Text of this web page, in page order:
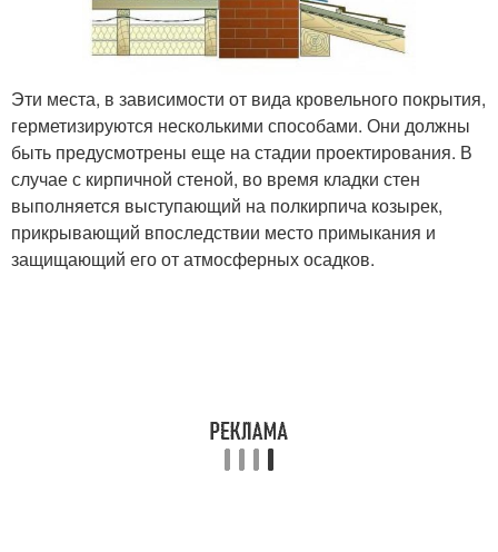
Эти места, в зависимости от вида кровельного покрытия,
герметизируются несколькими способами. Они должны
быть предусмотрены еще на стадии проектирования. В
случае с кирпичной стеной, во время кладки стен
выполняется выступающий на полкирпича козырек,
прикрывающий впоследствии место примыкания и
защищающий его от атмосферных осадков.